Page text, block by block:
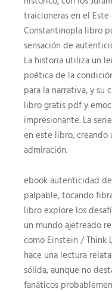
traicioneras en el
Constantinopla libro
sensación de
La historia utiliza un
poética de la
para la narrativa, y su
libro gratis pdf y
impresionante. La
en este libro, creando
admiración.
ebook autenticidad
palpable, tocando
libro explore los
un mundo ajetreado
como Einstein / Think
hace una lectura
sólida, aunque no
fanáticos